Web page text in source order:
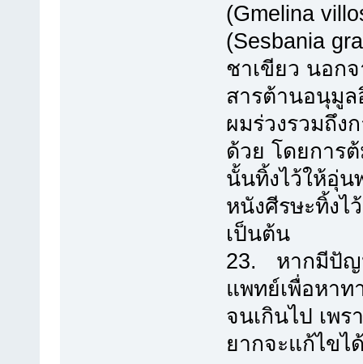
(Gmelina
(Sesbania
ชาเขียว นอก
สารต้านอนุมูล
ผมร่วงรวมถึง
ด้วย โดยการ
นั้นทิ้งไว้ให้อุ่
หนังศีรษะทิ้งไ
เป็นต้น
23. หากมีปัญ
แพทย์เพื่อหาท
จนเกินไป เพ
ยากจะแก้ไขไ